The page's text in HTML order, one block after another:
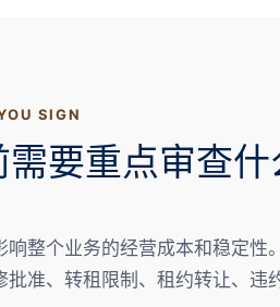
SIGN
要重点审查什
整个业务的经营成本和稳定
准、转租限制、租约转让、违